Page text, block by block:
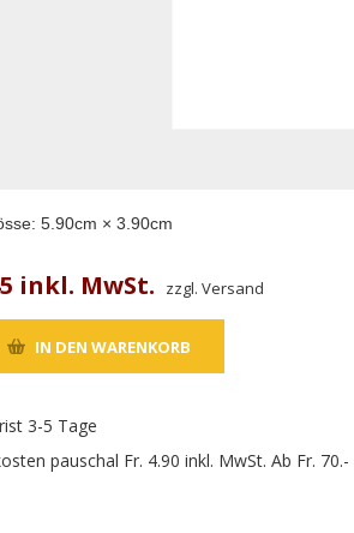
5.90cm ×3.90cm
inkl. MwSt. zzgl. Versand
3-5 Tage
pauschal Fr. 4.90 inkl. MwSt. Ab Fr. 70.-